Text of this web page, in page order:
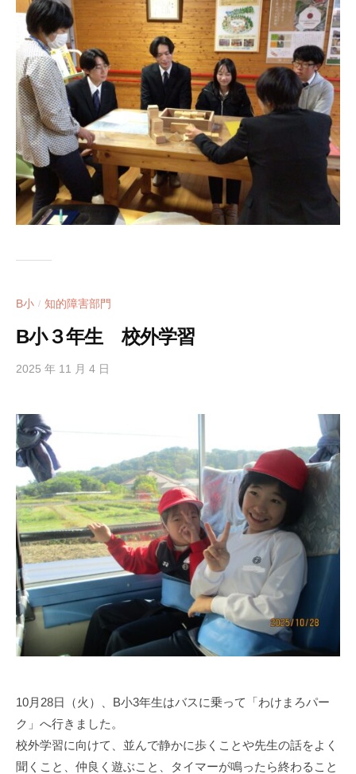
B小 / 知的障害部門
B小３年生 校外学習
2025 年 11 月 4 日
a
s
i
s
i
e
n
1
0
10月28日（火）、B小3年生はバスに乗って「わけまろパー
ク」へ行きました。
校外学習に向けて、並んで静かに歩くことや先生の話をよく
聞くこと、仲良く遊ぶこと、タイマーが鳴ったら終わること